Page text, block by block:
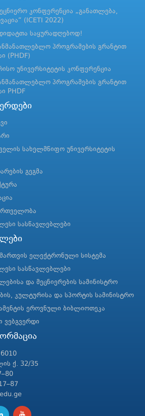
კონფერენცია „განათლება,
(ICETI 2022)
საყურადღებოდ!
პროგრამების გრანტით
(PHDF)
უნივერსიტეტის კონფერენცია
პროგრამების გრანტით
PHDF
სახელმწიფო უნივერსიტეტის
გეგმა
სასწავლებლები
ელექტრონული სისტემა
სასწავლებლები
და მეცნიერების სამინისტრო
კულტურისა და სპორტის სამინისტრო
ეროვნული ბიბლიოთეკა
ვებგვერდი
ქ. 32/35